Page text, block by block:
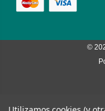
©